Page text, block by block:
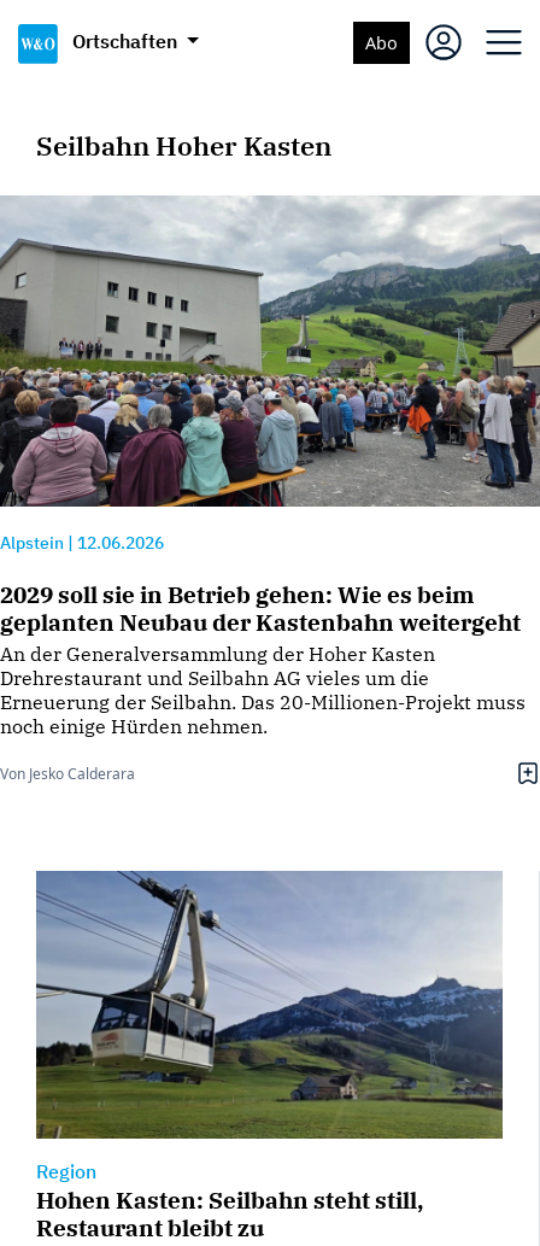
Ortschaften Abo
Seilbahn Hoher Kasten
Alpstein 12.06.2026
2029 soll sie in Betrieb gehen: Wie es beim
geplanten Neubau der Kastenbahn weitergeht
An der Generalversammlung der Hoher Kasten
Drehrestaurant und Seilbahn AG vieles um die
Erneuerung der Seilbahn. Das 20-Millionen-Projekt muss
noch einige Hürden nehmen.
Von Jesko Calderara
Region
Hohen Kasten: Seilbahn steht still,
Restaurant bleibt zu